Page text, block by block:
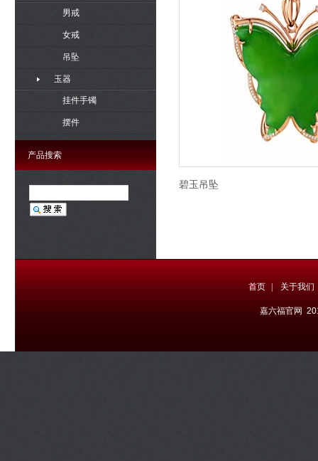
产品搜索
碧玉吊坠
男戒
女戒
吊坠
玉器
挂件手镯
摆件
首页 关于我们
嘉六福官网